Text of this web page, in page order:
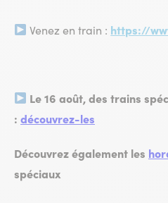
Venez en train : https://
Le 16 août, des trains
: découvrez-les
Découvrez également les
spéciaux